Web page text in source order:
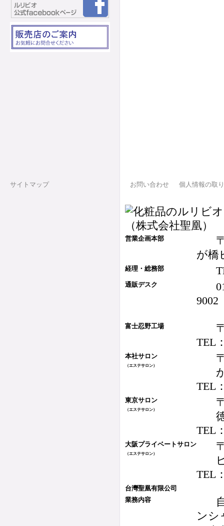
サイトマップ お問い合わせ 個人情報の取
営業企画本部
が橋
経理・総務部
通販デスク
9002
富士忍野工場
TEL
本社サロン
（エステサロン）
TEL
東京サロン
（エステサロン）
TEL
大阪プライベートサロン
（エステサロン）
TEL
台灣聖凰有限公司
業務内容
ンシ